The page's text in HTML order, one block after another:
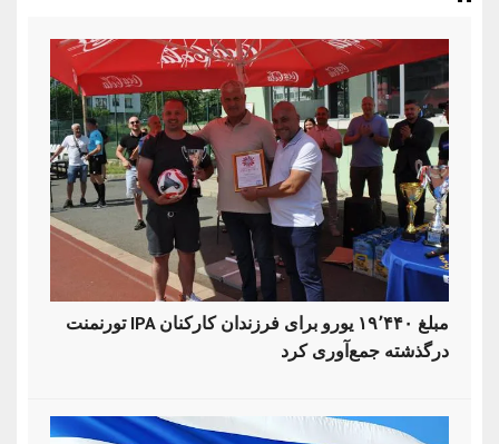
تورنمنت IPA مبلغ ۱۹٬۴۴۰ یورو برای فرزندان کارکنان
درگذشته جمع‌آوری کرد